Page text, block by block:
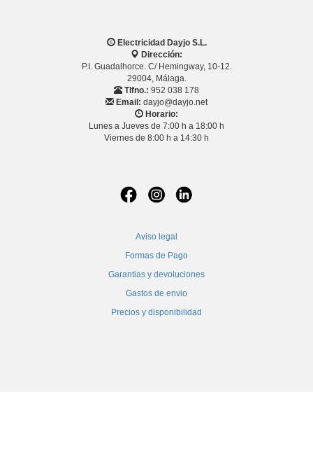
Electricidad Dayjo S.L.
Dirección:
P.I. Guadalhorce. C/ Hemingway, 10-12.
29004, Málaga.
Tlfno.: 952 038 178
Email: dayjo@dayjo.net
Horario:
Lunes a Jueves de 7:00 h a 18:00 h
Viernes de 8:00 h a 14:30 h
Aviso legal
Formas de Pago
Garantias y devoluciones
Gastos de envio
Precios y disponibilidad